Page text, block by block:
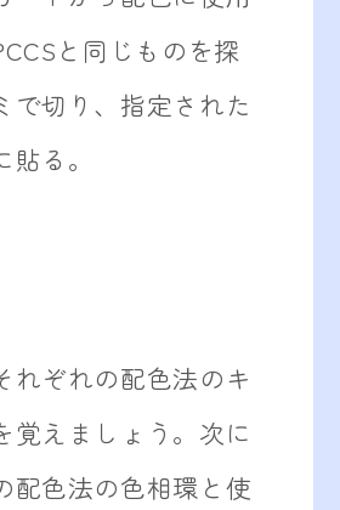
と同じものを探
で切り、指定された
る。
ぞれの配色法のキ
覚えましょう。次に
配色法の色相環と使